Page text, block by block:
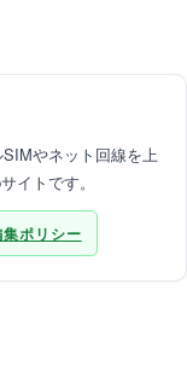
やネット回線を上
イトです。
ポリシー